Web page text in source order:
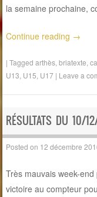
la semaine prochaine,
Continue reading →
|Taggedarthès ,briatexte ,
U13 U15 U17 | Leave a
RÉSULTATS DU 10/
Posted on 12 décembre
Très mauvais week-
victoire au compteur